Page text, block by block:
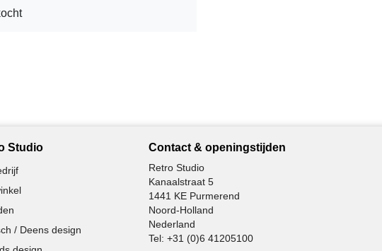
Studio
/ Deens design
Contact & openingstijden
Retro Studio
Kanaalstraat 5
1441 KE Purmerend
Noord-Holland
Nederland
Tel: +31 (0)6 41205100